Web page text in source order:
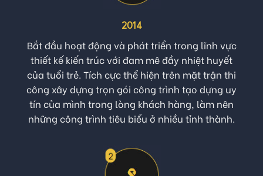
2014
Bắt đầu hoạt động và phát triển trong lĩnh vực
thiết kế kiến trúc với đam mê đầy nhiệt huyết
của tuổi trẻ. Tích cực thể hiện trên mặt trận thi
công xây dựng trọn gói công trình tạo dựng uy
tín của mình trong lòng khách hàng, làm nên
những công trình tiêu biểu ở nhiều tỉnh thành.